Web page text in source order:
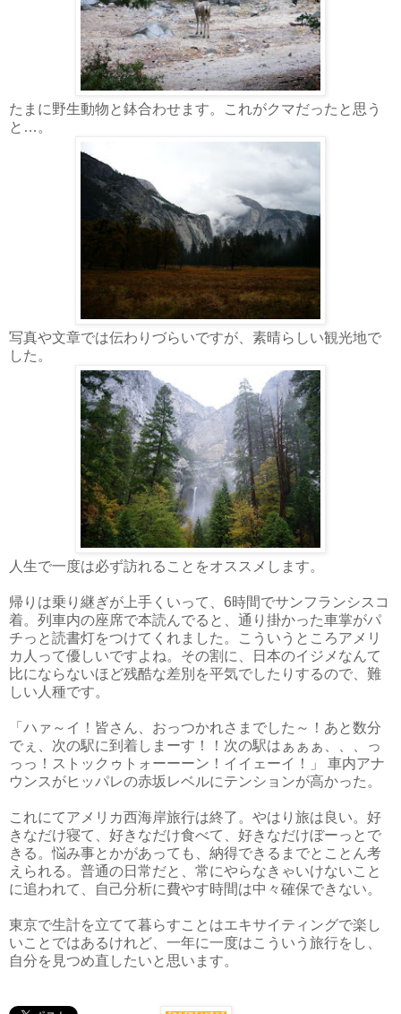
たまに野生動物と鉢合わせます。これがクマだったと思う
と…。
写真や文章では伝わりづらいですが、素晴らしい観光地で
した。
人生で一度は必ず訪れることをオススメします。
帰りは乗り継ぎが上手くいって、6時間でサンフランシスコ
着。列車内の座席で本読んでると、通り掛かった車掌がパ
チっと読書灯をつけてくれました。こういうところアメリ
カ人って優しいですよね。その割に、日本のイジメなんて
比にならないほど残酷な差別を平気でしたりするので、難
しい人種です。
「ハァ～イ！皆さん、おっつかれさまでした～！あと数分
でぇ、次の駅に到着しまーす！！次の駅はぁぁぁ、、、っ
っっ！ストックゥトォーーーン！イイェーイ！」 車内アナ
ウンスがヒッパレの赤坂レベルにテンションが高かった。
これにてアメリカ西海岸旅行は終了。やはり旅は良い。好
きなだけ寝て、好きなだけ食べて、好きなだけぼーっとで
きる。悩み事とかがあっても、納得できるまでとことん考
えられる。普通の日常だと、常にやらなきゃいけないこと
に追われて、自己分析に費やす時間は中々確保できない。
東京で生計を立てて暮らすことはエキサイティングで楽し
いことではあるけれど、一年に一度はこういう旅行をし、
自分を見つめ直したいと思います。